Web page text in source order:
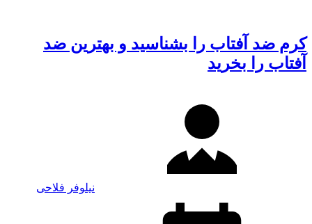
کرم ضد آفتاب را بشناسید و بهترین ضد
آفتاب را بخرید
نیلوفر فلاحی